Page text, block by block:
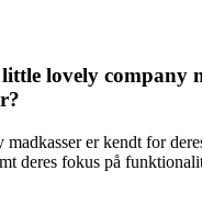
lovely company
er kendt for
deres fokus på